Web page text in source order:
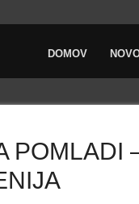
DOMOV
POMLADI